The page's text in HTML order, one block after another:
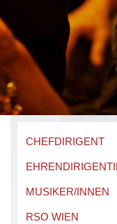
CHEFDIRIGENT
MUSIKER/INNEN
RSO WIEN